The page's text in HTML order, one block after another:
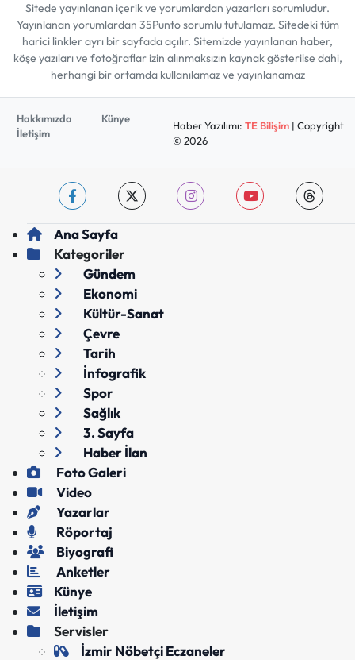
Sitede yayınlanan içerik ve yorumlardan yazarları sorumludur.
Yayınlanan yorumlardan 35Punto sorumlu tutulamaz. Sitedeki tüm
harici linkler ayrı bir sayfada açılır. Sitemizde yayınlanan haber,
köşe yazıları ve fotoğraflar izin alınmaksızın kaynak gösterilse dahi,
herhangi bir ortamda kullanılamaz ve yayınlanamaz
Hakkımızda
Künye
İletişim
Haber Yazılımı: TE Bilişim| Copyright
© 2026
Ana Sayfa
Kategoriler
Gündem
Ekonomi
Kültür-Sanat
Çevre
Tarih
İnfografik
Spor
Sağlık
3. Sayfa
Haber İlan
Foto Galeri
Video
Yazarlar
Röportaj
Biyografi
Anketler
Künye
İletişim
Servisler
İzmir Nöbetçi Eczaneler